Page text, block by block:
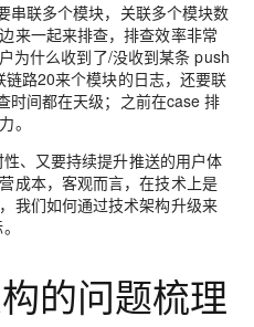
串联多个模块，关联多个模块数
来一起来排查，排查效率非常
为什么收到了/没收到某条 push
路20来个模块的日志，还要联
时间都在天级；之前在case 排
。
、又要持续提升推送的用户体
成本，客观而言，在技术上是
我们如何通过技术架构升级来
的问题梳理